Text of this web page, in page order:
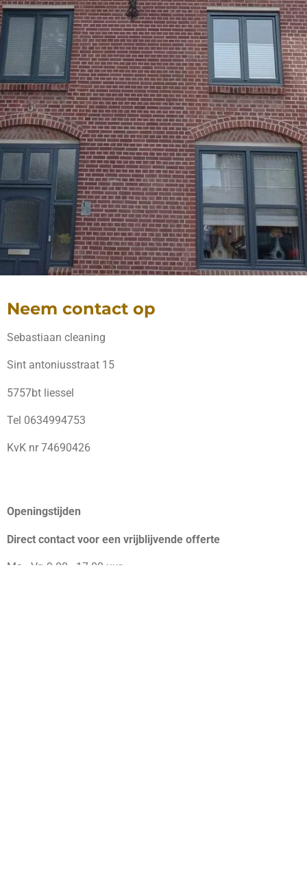
Neem contact op
Sebastiaan cleaning
Sint antoniusstraat 15
5757bt liessel
Tel 0634994753
KvK nr 74690426
Openingstijden
Direct contact voor een vrijblijvende offerte
Ma - Vr: 9.00 - 17.00 uur